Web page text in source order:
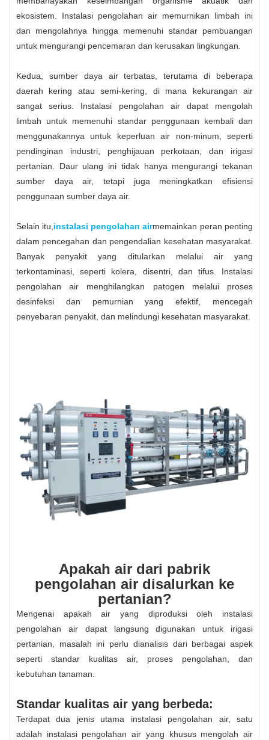
ekosistem. Instalasi pengolahan air memurnikan limbah ini
dan mengolahnya hingga memenuhi standar pembuangan
untuk mengurangi pencemaran dan kerusakan lingkungan.
Kedua, sumber daya air terbatas, terutama di beberapa
daerah kering atau semi-kering, di mana kekurangan air
sangat serius. Instalasi pengolahan air dapat mengolah
limbah untuk memenuhi standar penggunaan kembali dan
menggunakannya untuk keperluan air non-minum, seperti
pendinginan industri, penghijauan perkotaan, dan irigasi
pertanian. Daur ulang ini tidak hanya mengurangi tekanan
sumber daya air, tetapi juga meningkatkan efisiensi
penggunaan sumber daya air.
Selain itu, instalasi pengolahan airmemainkan peran penting
dalam pencegahan dan pengendalian kesehatan masyarakat.
Banyak penyakit yang ditularkan melalui air yang
terkontaminasi, seperti kolera, disentri, dan tifus. Instalasi
pengolahan air menghilangkan patogen melalui proses
desinfeksi dan pemurnian yang efektif, mencegah
penyebaran penyakit, dan melindungi kesehatan masyarakat.
Apakah air dari pabrik
pengolahan air disalurkan ke
pertanian?
Mengenai apakah air yang diproduksi oleh instalasi
pengolahan air dapat langsung digunakan untuk irigasi
pertanian, masalah ini perlu dianalisis dari berbagai aspek
seperti standar kualitas air, proses pengolahan, dan
kebutuhan tanaman.
Standar kualitas air yang berbeda:
Terdapat dua jenis utama instalasi pengolahan air, satu
adalah instalasi pengolahan air yang khusus mengolah air